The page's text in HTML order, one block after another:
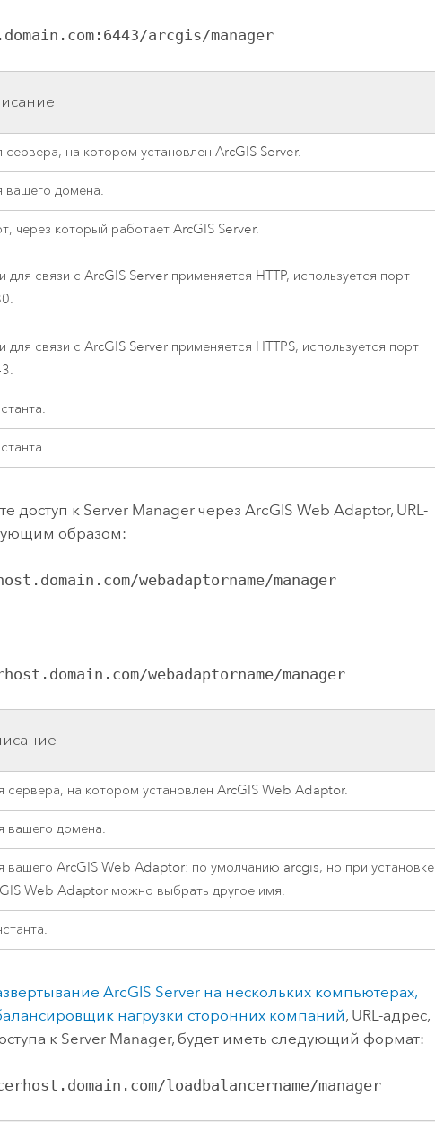
arcgis/manager
сервера, на котором установленArcGIS Server.
вашего домена.
через который работаетArcGIS Server.
для связи сArcGIS Server применяется HTTP, используется порт
для связи сArcGIS Server применяется HTTPS, используется порт
доступ к Server Manager черезArcGIS Web Adaptor, URL-
образом:
webadaptorname/manager
webadaptorname/manager
сервера, на котором установленArcGIS Web Adaptor.
вашего домена.
вашегоArcGIS Web Adaptor: по умолчанию arcgis, но при установке
Web Adaptor можно выбрать другое имя.
ArcGIS Server на нескольких компьютерах,
нагрузки сторонних компаний, URL-адрес,
к Server Manager, будет иметь следующий формат:
loadbalancername/manager